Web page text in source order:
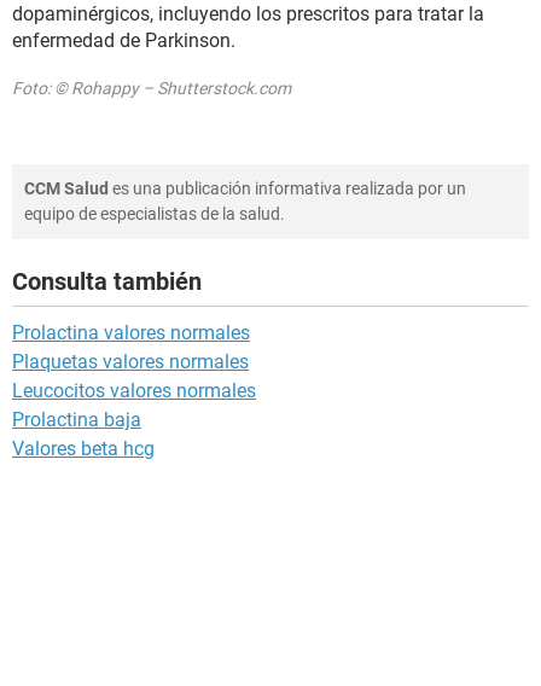
dopaminérgicos, incluyendo los prescritos para tratar la
enfermedad de Parkinson.
Foto: © Rohappy – Shutterstock.com
CCM Salud es una publicación informativa realizada por un
equipo de especialistas de la salud.
Consulta también
Prolactina valores normales
Plaquetas valores normales
Leucocitos valores normales
Prolactina baja
Valores beta hcg